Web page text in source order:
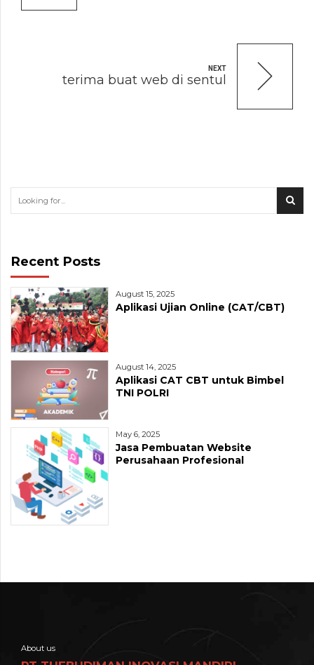
NEXT
terima buat web di sentul
Recent Posts
August 15, 2025
Aplikasi Ujian Online (CAT/CBT)
August 14, 2025
Aplikasi CAT CBT untuk Bimbel
TNI POLRI
May 6, 2025
Jasa Pembuatan Website
Perusahaan Profesional
About us